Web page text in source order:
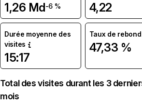
1,26 Md-6 % 4,22
Durée moyenne des
visites
15:17
Taux de rebond
47,33 %
Total des visites durant les 3
mois